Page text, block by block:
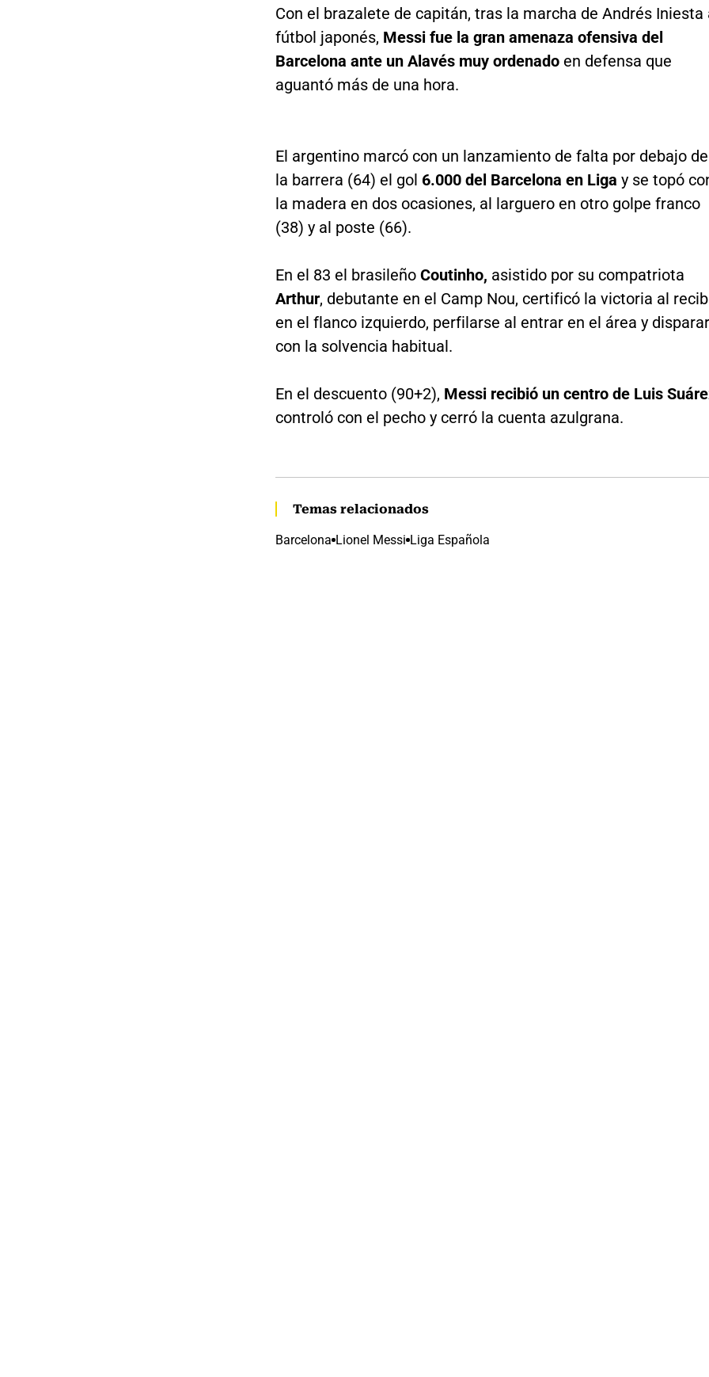
Con el brazalete de capitán, tras la marcha de Andrés Iniesta
fútbol japonés, Messi fue la gran amenaza ofensiva del
Barcelona ante un Alavés muy ordenadoen defensa que
aguantó más de una hora.
El argentino marcó con un lanzamiento de falta por debajo de
la barrera (64) el gol 6.000 del Barcelona en Liga y se topó
la madera en dos ocasiones, al larguero en otro golpe franco
(38) y al poste (66).
En el 83 el brasileñoCoutinho, asistido por su compatriota
Arthur, debutante en el Camp Nou, certificó la victoria al
en el flanco izquierdo, perfilarse al entrar en el área y disparar
con la solvencia habitual.
En el descuento (90+2), Messi recibió un centro de Luis
controló con el pecho y cerró la cuenta azulgrana.
Temas relacionados
Barcelona Lionel Messi Liga Española